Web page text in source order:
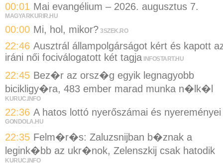
00:01 Mai evangélium – 2026. augusztus 7.
MAGYARKURIR.HU
00:00 Mi, hol, mikor? 3SZEK.RO
22:46 Ausztrál állampolgárságot kért és kapott
iráni női fociválogatott két tagja INFOSTART.HU
22:45 Bez�r az orsz�g egyik legnagyobb
bicikligy�ra, 483 ember marad munka n�lk�l
KURUC.INFO
22:36 A hatos lottó nyerőszámai és nyereményei
GONDOLA.HU
22:35 Felm�r�s: Zaluzsnijban b�znak a
legink�bb az ukr�nok, Zelenszkij csak hatodik
KURUC.INFO